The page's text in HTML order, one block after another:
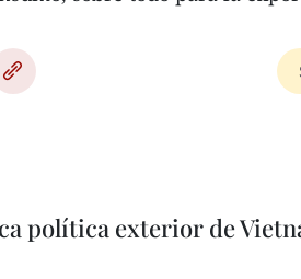
política exterior de